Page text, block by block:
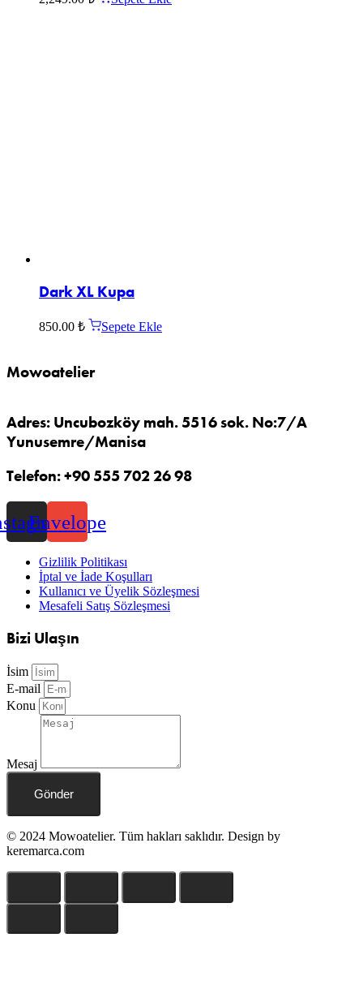
Dark XL Kupa
850.00 ₺ Sepete Ekle
Mowoatelier
Adres: Uncubozköy mah. 5516 sok. No:7/A
Yunusemre/Manisa
Telefon: +90 555 702 26 98
Envelope
Gizlilik Politikası
İptal ve İade Koşulları
Kullanıcı ve Üyelik Sözleşmesi
Mesafeli Satış Sözleşmesi
Bizi Ulaşın
İsim
E-mail
Konu
Mesaj
Gönder
© 2024 Mowoatelier. Tüm hakları saklıdır. Design by
keremarca.com